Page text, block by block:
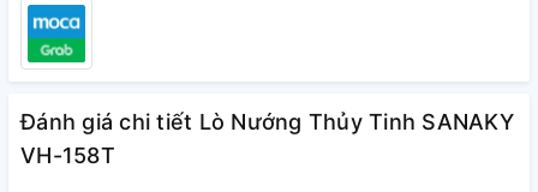
Đánh giá chi tiết Lò Nướng Thủy Tinh SANAKY
VH-158T